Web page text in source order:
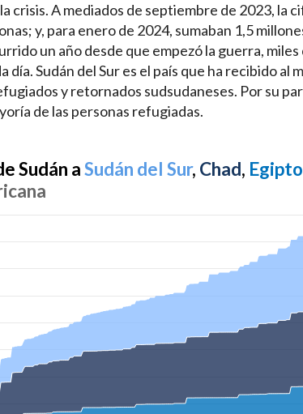
crisis. A mediados de septiembre de 2023, la
y, para enero de 2024, sumaban 1,5
un año desde que empezó la guerra,
día. Sudán del Sur es el país que ha recibido al
y retornados sudsudaneses. Por su
de las personas refugiadas.
Sudán aSudán del Sur, Chad, Egipto